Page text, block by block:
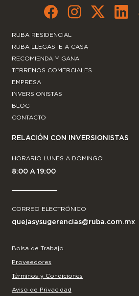
RUBA RESIDENCIAL
RUBA LLEGASTE A CASA
RECOMIENDA Y GANA
TERRENOS COMERCIALES
EMPRESA
INVERSIONISTAS
BLOG
CONTACTO
RELACIÓN CON INVERSIONISTAS
HORARIO LUNES A DOMINGO
8:00 A 19:00
CORREO ELECTRÓNICO
quejasysugerencias@ruba.com.mx
Bolsa de Trabajo
Proveedores
Términos y Condiciones
Aviso de Privacidad